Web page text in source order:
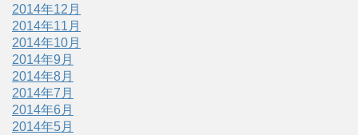
2014年12月
2014年11月
2014年10月
2014年9月
2014年8月
2014年7月
2014年6月
2014年5月